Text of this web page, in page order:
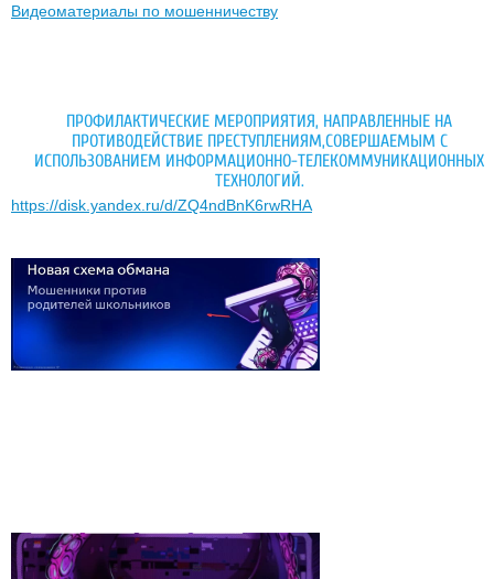
Видеоматериалы по мошенничеству
ПРОФИЛАКТИЧЕСКИЕ МЕРОПРИЯТИЯ, НАПРАВЛЕННЫЕ НА
ПРОТИВОДЕЙСТВИЕ ПРЕСТУПЛЕНИЯМ,СОВЕРШАЕМЫМ С
ИСПОЛЬЗОВАНИЕМ ИНФОРМАЦИОННО-ТЕЛЕКОММУНИКАЦИОННЫХ
ТЕХНОЛОГИЙ.
https://disk.yandex.ru/d/ZQ4ndBnK6rwRHA